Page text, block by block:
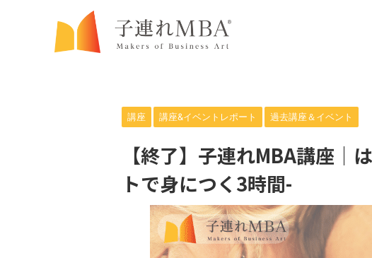
講座 講座&イベントレポート 過去講座＆イベント
【終了】子連れMBA講座
トで身につく3時間-